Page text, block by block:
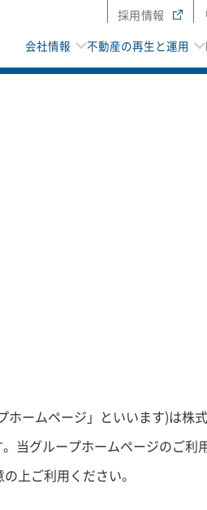
採用情報
会社情報
不動産の再生と運用
ームページ」といいます)は株
当グループホームページのご利
上ご利用ください。